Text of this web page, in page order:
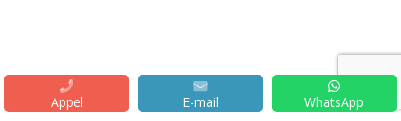
Appel E-mail WhatsApp